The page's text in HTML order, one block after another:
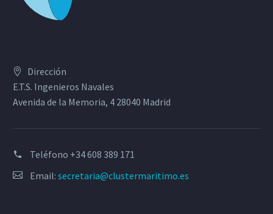
Dirección
E.T.S. Ingenieros Navales
Avenida de la Memoria, 4 28040 Madrid
Teléfono +34 608 389 171
Email: secretaria@clustermaritimo.es